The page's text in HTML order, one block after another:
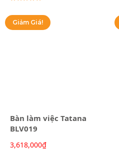
Giảm Giá!
Bàn làm việc Tatana
BLV019
3,618,000₫